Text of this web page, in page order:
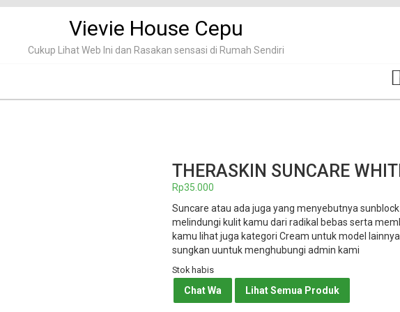
Vievie House Cepu
Cukup Lihat Web Ini dan Rasakan sensasi di Rumah Sendiri
THERASKIN SUNCARE
Rp35.000
Suncare atau ada juga yang menyebutnya
melindungi kulit kamu dari radikal bebas serta
kamu lihat juga kategori Cream untuk model
sungkan uuntuk menghubungi admin kami
Stok habis
Chat Wa Lihat Semua Produk